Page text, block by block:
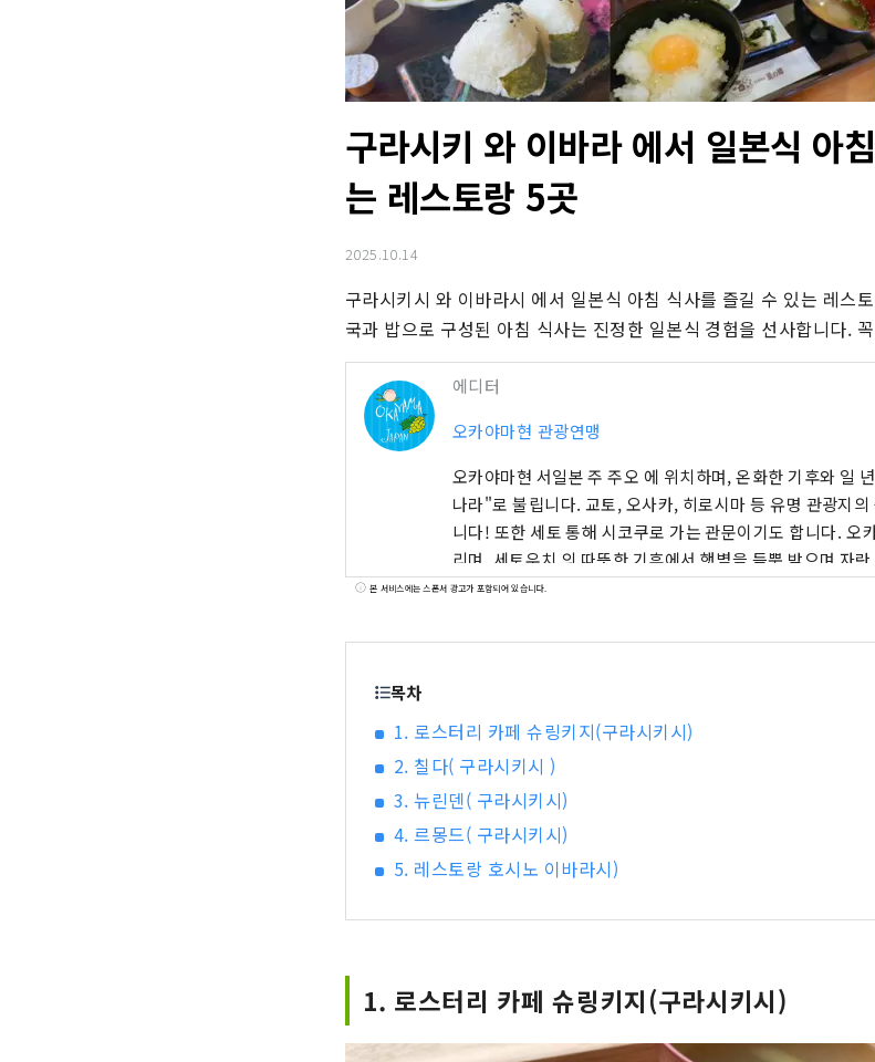
구라시키 와 이바라 에서 일본식 아
는 레스토랑 5곳
2025.10.14
구라시키시 와 이바라시 에서 일본식 아침 식사를 즐길 수 있는 레스
국과 밥으로 구성된 아침 식사는 진정한 일본식 경험을 선사합니다.
에디터
오카야마현 관광연맹
오카야마현 서일본 주 주오 에 위치하며, 온화한 기후와 일
나라"로 불립니다. 교토, 오사카, 히로시마 등 유명 관광지
니다! 또한 세토 통해 시코쿠로 가는 관문이기도 합니다. 오카야마 "과일의 오카야마"라고도 불
리며, 세토우치 의 따뜻한 기후에서 햇볕을 듬뿍 받으며 자
품질을 자랑합니다. 백도, 머스캣 포도, 피오네 포도 등 제철 과일을 즐
키 미관지구 등 세계적인 관광지가 있습니다!
본 서비스에는 스폰서 광고가 포함되어 있습니다.
목차
1. 로스터리 카페 슈링키지(구라시키시)
2. 칠다( 구라시키시 )
3. 뉴린덴( 구라시키시)
4. 르몽드( 구라시키시)
5. 레스토랑 호시노 이바라시)
1. 로스터리 카페 슈링키지(구라시키시)